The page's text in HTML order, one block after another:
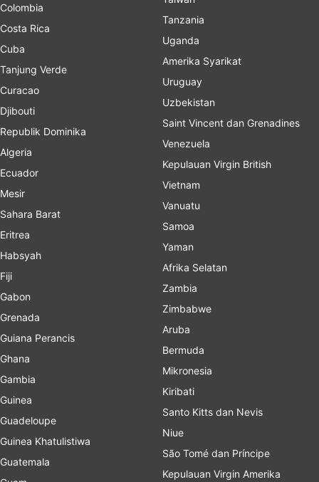
Colombia
Costa Rica
Cuba
Tanjung Verde
Curacao
Djibouti
Republik Dominika
Algeria
Ecuador
Mesir
Sahara Barat
Eritrea
Habsyah
Fiji
Gabon
Grenada
Guiana Perancis
Ghana
Gambia
Guinea
Guadeloupe
Guinea Khatulistiwa
Guatemala
Tanzania
Uganda
Amerika Syarikat
Uruguay
Uzbekistan
Saint Vincent dan Grenadines
Venezuela
Kepulauan Virgin British
Vietnam
Vanuatu
Samoa
Yaman
Afrika Selatan
Zambia
Zimbabwe
Aruba
Bermuda
Mikronesia
Kiribati
Santo Kitts dan Nevis
Niue
São Tomé dan Príncipe
Kepulauan Virgin Amerika